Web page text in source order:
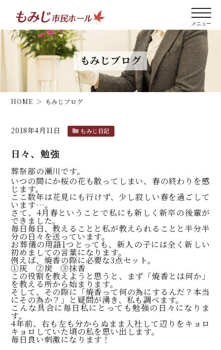
もみじブログ
HOME もみじブログ
2018年4月11日 もみじ日記
日々、勉強
葬祭部の瀬川です。
いつの間にか桜の花も散ってしまい、春の終わりを感
じます。
ここ数年は花見にも行けず、少し寂しい春を過ごして
います…。
さて、4月春ということで私にも新しく新卒の後輩が
できました。
毎日毎日、教えることと私が教えられることと半分半
分の日々を送っています。
お葬儀の用語1つとっても、新人の子には全く新しい
初めましての言葉になります。
例えば、焼香の際に必要な3点セット。
①灰 ②炭 ③抹香
この役割を教えようと思うと、まず「焼香とは何か」
を教える所から始まります。
そして、その際に「焼香って何の為にするんだ？本当
にその為か？」と疑問が湧き、私も調べます。
こんな具合に毎日私にとっても勉強の日々になりま
す。
4年前、右も左も分からぬまま入社して辺りをキョロ
キョロしていた頃の私を思い出します。
毎日良い刺激になります！